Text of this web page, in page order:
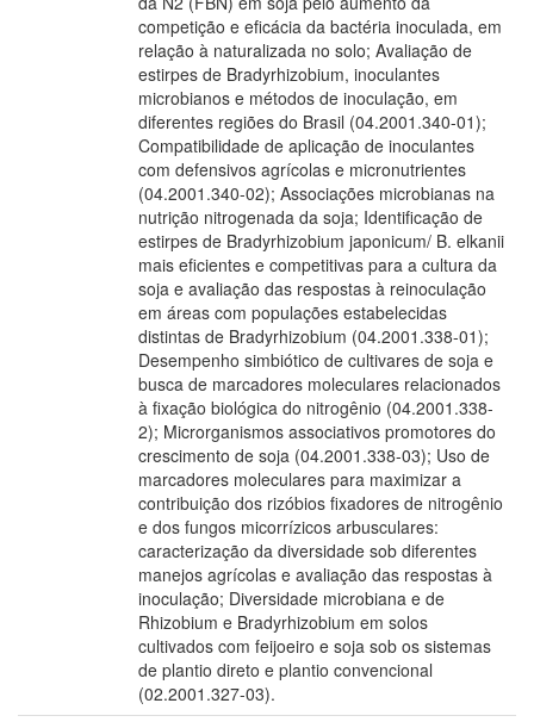
competição e eficácia da bactéria inoculada, em
relação à naturalizada no solo; Avaliação de
estirpes de Bradyrhizobium, inoculantes
microbianos e métodos de inoculação, em
diferentes regiões do Brasil (04.2001.340-01);
Compatibilidade de aplicação de inoculantes
com defensivos agrícolas e micronutrientes
(04.2001.340-02); Associações microbianas na
nutrição nitrogenada da soja; Identificação de
estirpes de Bradyrhizobium japonicum/ B. elkanii
mais eficientes e competitivas para a cultura da
soja e avaliação das respostas à reinoculação
em áreas com populações estabelecidas
distintas de Bradyrhizobium (04.2001.338-01);
Desempenho simbiótico de cultivares de soja e
busca de marcadores moleculares relacionados
à fixação biológica do nitrogênio (04.2001.338-
2); Microrganismos associativos promotores do
crescimento de soja (04.2001.338-03); Uso de
marcadores moleculares para maximizar a
contribuição dos rizóbios fixadores de nitrogênio
e dos fungos micorrízicos arbusculares:
caracterização da diversidade sob diferentes
manejos agrícolas e avaliação das respostas à
inoculação; Diversidade microbiana e de
Rhizobium e Bradyrhizobium em solos
cultivados com feijoeiro e soja sob os sistemas
de plantio direto e plantio convencional
(02.2001.327-03).